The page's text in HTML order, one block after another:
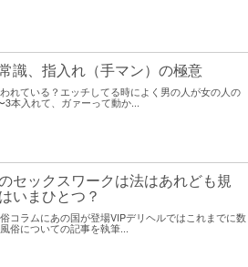
識、指入れ（手マン）の極意
れている？エッチしてる時によく男の人が女の人の
3本入れて、ガァーって動か...
セックスワークは法はあれども規
いまひとつ？
コラムにあの国が登場VIPデリヘルではこれまでに数
俗についての記事を執筆...